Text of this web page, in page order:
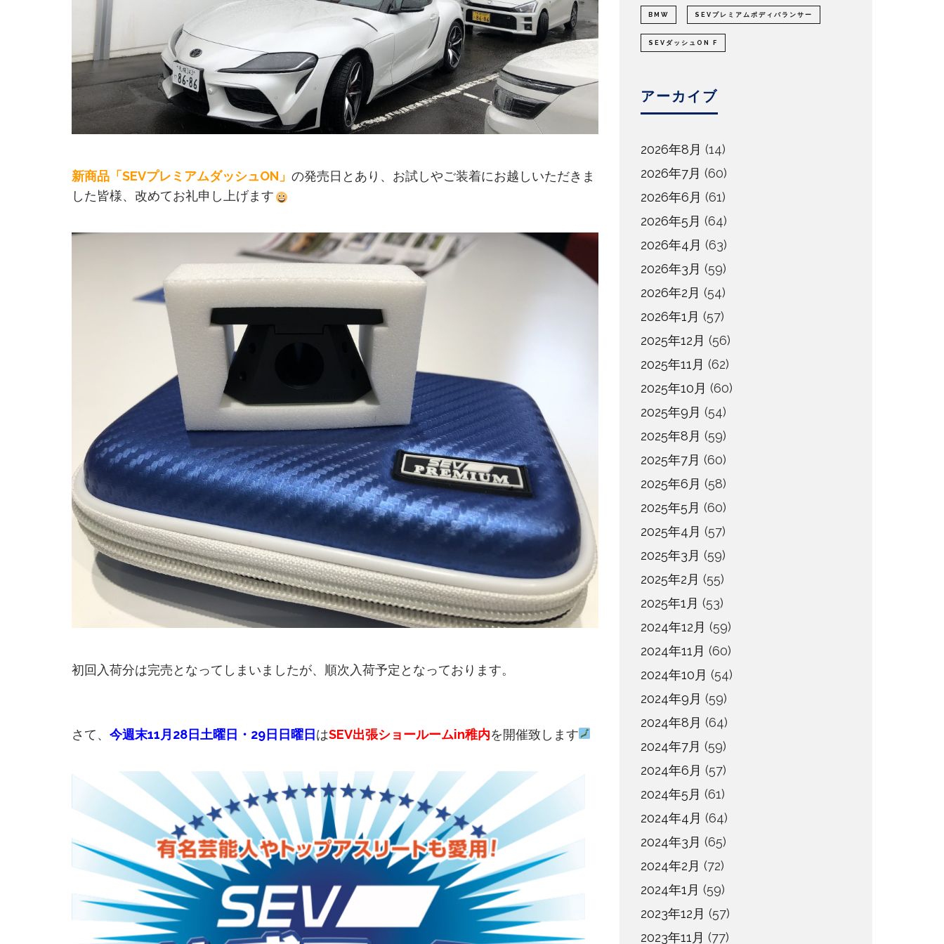
新商品「SEVプレミアムダッシュON」 の発売日とあり、お試しやご装着にお越しいただきま
した皆様、改めてお礼申し上げます
初回入荷分は完売となってしまいましたが、順次入荷予定となっております。
さて、 今週末11月28日土曜日・29日日曜日はSEV出張ショールームin稚内を開催致します
BMW SEVプレミアムボディバランサー
SEVダッシュON F
アーカイブ
2026年8月 (14)
2026年7月 (60)
2026年6月 (61)
2026年5月 (64)
2026年4月 (63)
2026年3月 (59)
2026年2月 (54)
2026年1月 (57)
2025年12月 (56)
2025年11月 (62)
2025年10月 (60)
2025年9月 (54)
2025年8月 (59)
2025年7月 (60)
2025年6月 (58)
2025年5月 (60)
2025年4月 (57)
2025年3月 (59)
2025年2月 (55)
2025年1月 (53)
2024年12月 (59)
2024年11月 (60)
2024年10月 (54)
2024年9月 (59)
2024年8月 (64)
2024年7月 (59)
2024年6月 (57)
2024年5月 (61)
2024年4月 (64)
2024年3月 (65)
2024年2月 (72)
2024年1月 (59)
2023年12月 (57)
2023年11月 (77)